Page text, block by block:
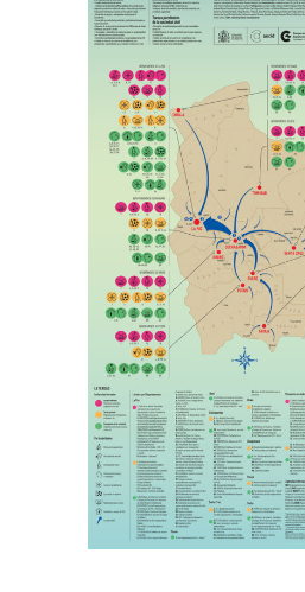
Personas con
Bolivia,
Kits
Mapas